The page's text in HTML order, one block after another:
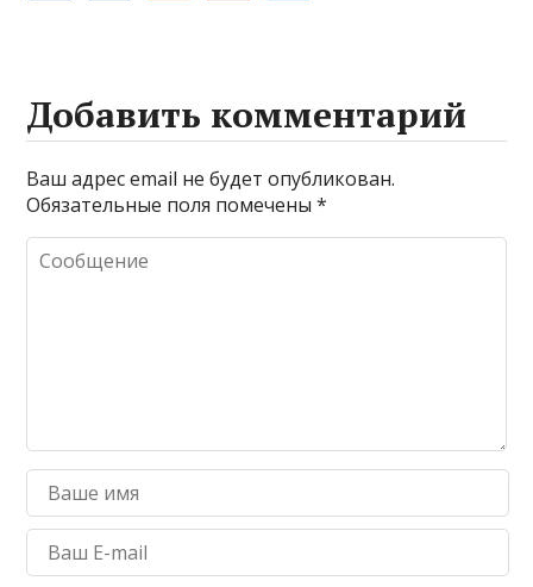
Добавить комментарий
Ваш адрес email не будет опубликован.
Обязательные поля помечены*